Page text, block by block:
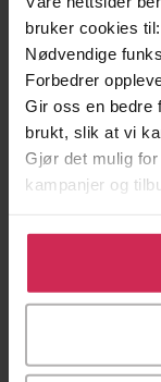
bruker cookies til:
Nødvendige
Forbedrer
Gir oss en bedre
brukt, slik at vi
Gjør det mulig
kampanjer og
Klikk på «Godta
bruke cookies
tilpasse ditt
129,-
Jørn Lier
EBOK
Forfattere